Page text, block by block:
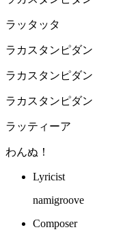
ラッタッタ
ラカスタンピダン
ラカスタンピダン
ラカスタンピダン
ラッティーア
わんぬ！
Lyricist
namigroove
Composer